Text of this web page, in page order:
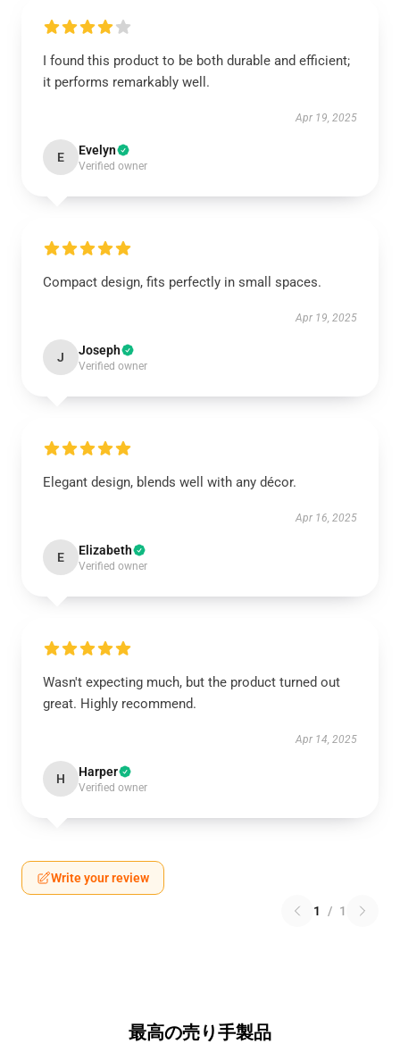
I found this product to be both durable and efficient;
it performs remarkably well.
Apr 19, 2025
E Evelyn
Verified owner
Compact design, fits perfectly in small spaces.
Apr 19, 2025
J Joseph
Verified owner
Elegant design, blends well with any décor.
Apr 16, 2025
E Elizabeth
Verified owner
Wasn't expecting much, but the product turned out
great. Highly recommend.
Apr 14, 2025
H Harper
Verified owner
Write your review
1 / 1
最高の売り手製品